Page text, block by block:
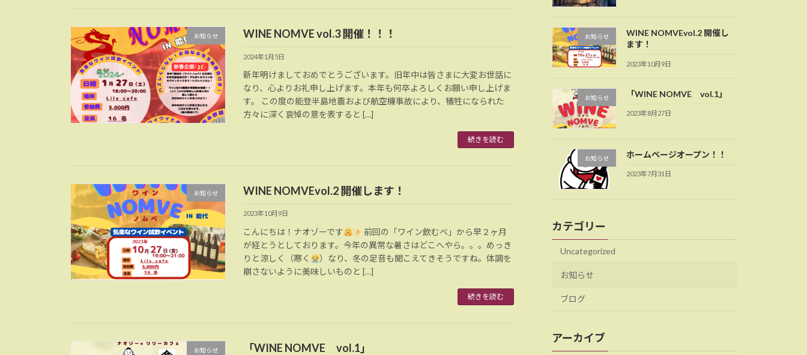
お知らせ WINE NOMVE vol.3 開催！！！
2024年1月5日
新年明けましておめでとうございます。旧年中は皆さまに大変お世話に
なり、心よりお礼申し上げます。本年も何卒よろしくお願い申し上げま
す。 この度の能登半島地震および航空機事故により、犠牲になられた
方々に深く哀悼の意を表すると […]
続きを読む
お知らせ WINE NOMVEvol.2 開催します！
2023年10月9日
こんにちは！ナオゾーです
前回の「ワイン飲むべ」から早２ヶ月
が経とうとしております。今年の異常な暑さはどこへやら。。。めっき
りと涼しく（寒く
）なり、冬の足音も聞こえてきそうですね。体調を
崩さないように美味しいものと […]
続きを読む
お知らせ 「WINE NOMVE vol.1」
お知らせ
WINE NOMVEvol.2 開催し
ます！
2023年10月9日
お知らせ 「WINE NOMVE vol.1」
2023年8月27日
お知らせ ホームページオープン！！
2023年7月31日
カテゴリー
Uncategorized
お知らせ
ブログ
アーカイブ